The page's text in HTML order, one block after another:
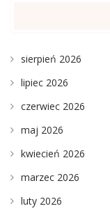
sierpień 2026
lipiec 2026
czerwiec 2026
maj 2026
kwiecień 2026
marzec 2026
luty 2026